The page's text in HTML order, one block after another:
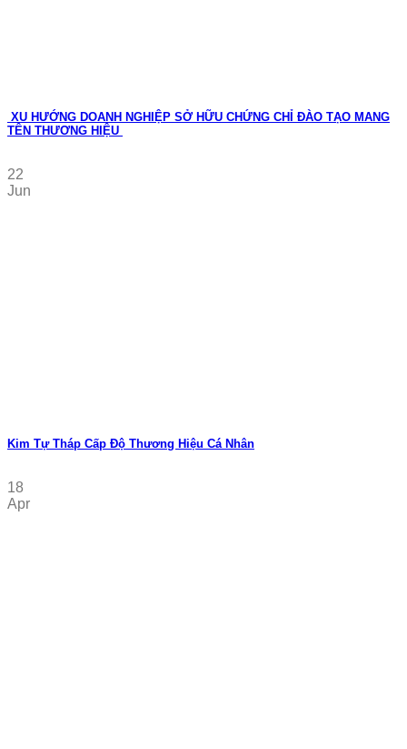
XU HƯỚNG DOANH NGHIỆP SỞ HỮU CHỨNG CHỈ ĐÀO TẠO MANG
TÊN THƯƠNG HIỆU
22
Jun
Kim Tự Tháp Cấp Độ Thương Hiệu Cá Nhân
18
Apr